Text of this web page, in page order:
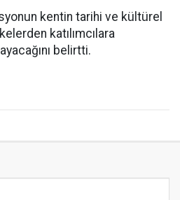
kentin tarihi ve kültürel
katılımcılara
belirtti.